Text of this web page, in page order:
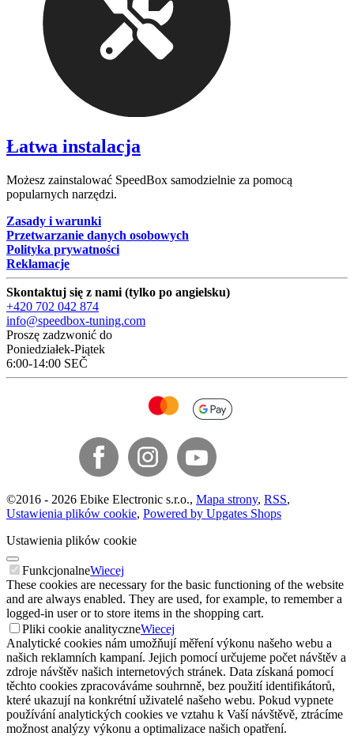
Łatwa instalacja
Możesz zainstalować SpeedBox samodzielnie za pomocą
popularnych narzędzi.
Zasady i warunki
Przetwarzanie danych osobowych
Polityka prywatności
Reklamacje
Skontaktuj się z nami (tylko po angielsku)
+420 702 042 874
info@speedbox-tuning.com
Proszę zadzwonić do
Poniedziałek-Piątek
6:00-14:00 SEČ
©2016 - 2026 Ebike Electronic s.r.o., Mapa strony, RSS,
Ustawienia plików cookie, Powered by Upgates Shops
Ustawienia plików cookie
FunkcjonalneWiecej
These cookies are necessary for the basic functioning of the website
and are always enabled. They are used, for example, to remember a
logged-in user or to store items in the shopping cart.
Pliki cookie analityczneWiecej
Analytické cookies nám umožňují měření výkonu našeho webu a
našich reklamních kampaní. Jejich pomocí určujeme počet návštěv a
zdroje návštěv našich internetových stránek. Data získaná pomocí
těchto cookies zpracováváme souhrnně, bez použití identifikátorů,
které ukazují na konkrétní uživatelé našeho webu. Pokud vypnete
používání analytických cookies ve vztahu k Vaší návštěvě, ztrácíme
možnost analýzy výkonu a optimalizace našich opatření.